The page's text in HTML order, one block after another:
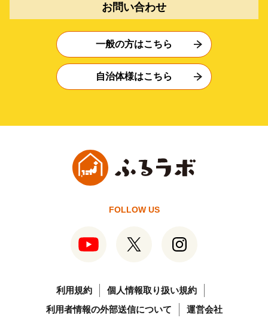
お問い合わせ
一般の方はこちら
自治体様はこちら
FOLLOW US
利用規約
個人情報取り扱い規約
利用者情報の外部送信について
運営会社